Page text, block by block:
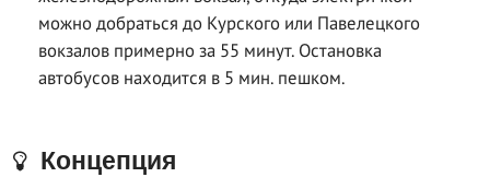
можно добраться до Курского или Павелецкого
вокзалов примерно за 55 минут. Остановка
автобусов находится в 5 мин. пешком.
Концепция